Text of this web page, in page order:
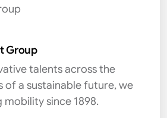
Group
talents across the
of a sustainable future, we
since 1898.